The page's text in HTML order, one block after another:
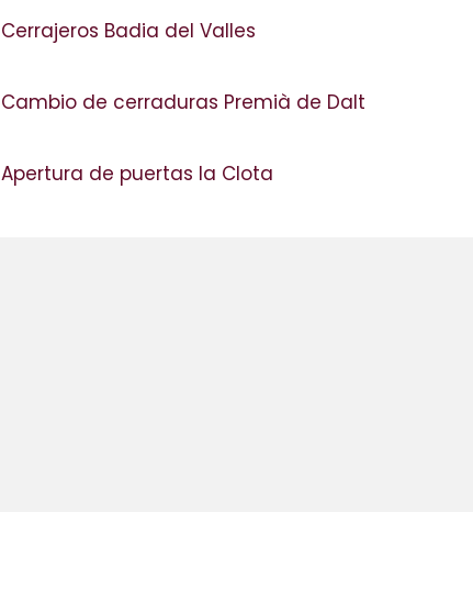
Cerrajeros Badia del Valles
Cambio de cerraduras Premià de Dalt
Apertura de puertas la Clota